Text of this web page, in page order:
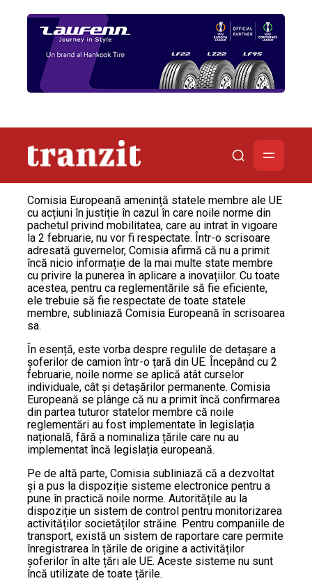
Comisia Europeană amenință statele membre ale UE
cu acțiuni în justiție în cazul în care noile norme din
pachetul privind mobilitatea, care au intrat în vigoare
la 2 februarie, nu vor fi respectate. Într-o scrisoare
adresată guvernelor, Comisia afirmă că nu a primit
încă nicio informație de la mai multe state membre
cu privire la punerea în aplicare a inovațiilor. Cu toate
acestea, pentru ca reglementările să fie eficiente,
ele trebuie să fie respectate de toate statele
membre, subliniază Comisia Europeană în scrisoarea
sa.
În esență, este vorba despre regulile de detașare a
șoferilor de camion într-o țară din UE. Începând cu 2
februarie, noile norme se aplică atât curselor
individuale, cât și detașărilor permanente. Comisia
Europeană se plânge că nu a primit încă confirmarea
din partea tuturor statelor membre că noile
reglementări au fost implementate în legislația
națională, fără a nominaliza țările care nu au
implementat încă legislația europeană.
Pe de altă parte, Comisia subliniază că a dezvoltat
și a pus la dispoziție sisteme electronice pentru a
pune în practică noile norme. Autoritățile au la
dispoziție un sistem de control pentru monitorizarea
activităților societăților străine. Pentru companiile de
transport, există un sistem de raportare care permite
înregistrarea în țările de origine a activităților
șoferilor în alte țări ale UE. Aceste sisteme nu sunt
încă utilizate de toate țările.